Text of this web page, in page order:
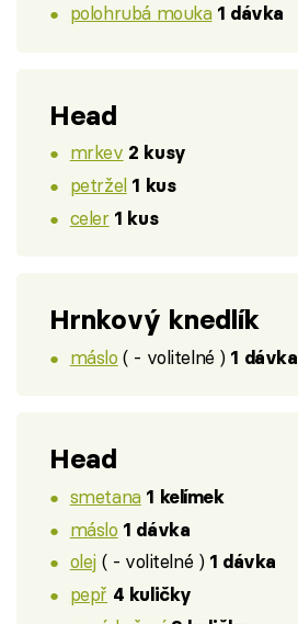
polohrubá mouka 1 dávka
Head
mrkev 2 kusy
petržel 1 kus
celer 1 kus
Hrnkový knedlík
máslo ( - volitelné ) 1 dávka
Head
smetana 1 kelímek
máslo 1 dávka
olej ( - volitelné ) 1 dávka
pepř 4 kuličky